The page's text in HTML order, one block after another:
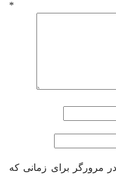
شما *
مرورگر برای زمانی که